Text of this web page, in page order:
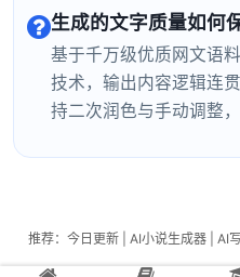
生成的文字质量如何
基于千万级优质网文语
技术，输出内容逻辑连
持二次润色与手动调整
推荐： 今日更新 AI小说生成器 AI
Copyright